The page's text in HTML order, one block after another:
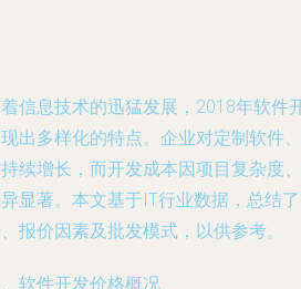
信息技术的迅猛发展，2018年软件
出多样化的特点。企业对定制软件
续增长，而开发成本因项目复杂度
显著。本文基于IT行业数据，总结
报价因素及批发模式，以供参考。
软件开发价格概况